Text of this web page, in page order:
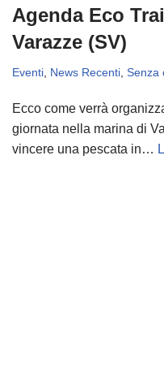
Agenda Eco
Varazze (SV)
Eventi, News Recenti, Senza
Ecco come verrà
giornata nella marina di
vincere una pescata in…